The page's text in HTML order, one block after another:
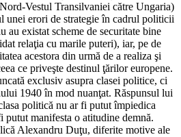
Vestul Transilvaniei către Ungaria)
unei erori de strategie în cadrul politicii
au existat scheme de securitate bine
relaţia cu marile puteri), iar, pe de
acestora din urmă de a realiza şi
ce priveşte destinul ţărilor europene.
exclusiv asupra clasei politice, ci
1940 în mod nuanţat. Răspunsul lui
politică nu ar fi putut împiedica
manifesta o atitudine demnă.
Alexandru Duţu, diferite motive ale